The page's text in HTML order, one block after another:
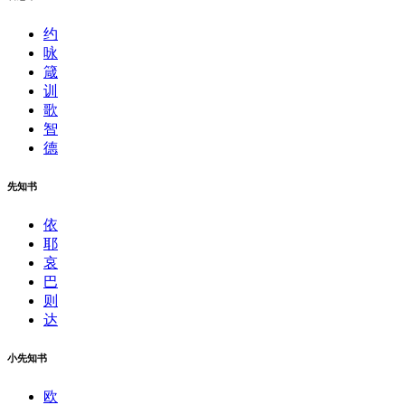
约
咏
箴
训
歌
智
德
先知书
依
耶
哀
巴
则
达
小先知书
欧